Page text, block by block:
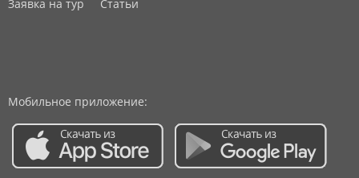
Заявка на тур
Статьи
Мобильное приложение: